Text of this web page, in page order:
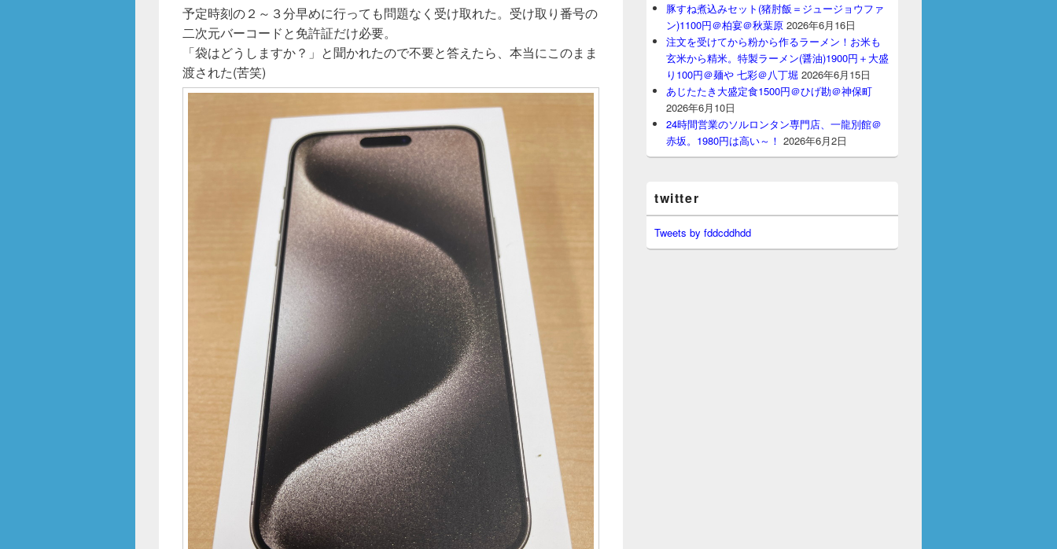
予定時刻の２～３分早めに行っても問題なく受け取れた。受け取り番号の
二次元バーコードと免許証だけ必要。
「袋はどうしますか？」と聞かれたので不要と答えたら、本当にこのまま
渡された(苦笑)
豚すね煮込みセット(猪肘飯＝ジュージョウファ
ン)1100円＠柏宴＠秋葉原 2026年6月16日
注文を受けてから粉から作るラーメン！お米も
玄米から精米。特製ラーメン(醤油)1900円＋大盛
り100円＠麺や 七彩＠八丁堀 2026年6月15日
あじたたき大盛定食1500円＠ひげ勘＠神保町
2026年6月10日
24時間営業のソルロンタン専門店、一龍別館＠
赤坂。1980円は高い～！ 2026年6月2日
twitter
Tweets by fddcddhdd